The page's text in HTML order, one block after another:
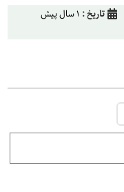
تاریخ : ۱ سال پیش